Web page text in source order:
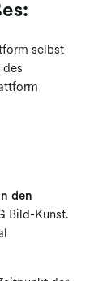
selbst
des
den
Bild-Kunst.